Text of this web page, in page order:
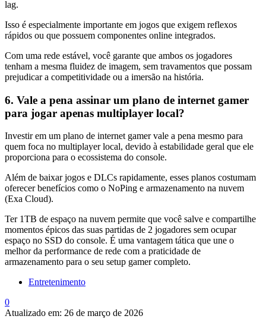
lag.
Isso é especialmente importante em jogos que exigem reflexos
rápidos ou que possuem componentes online integrados.
Com uma rede estável, você garante que ambos os jogadores
tenham a mesma fluidez de imagem, sem travamentos que possam
prejudicar a competitividade ou a imersão na história.
6. Vale a pena assinar um plano de internet gamer
para jogar apenas multiplayer local?
Investir em um plano de internet gamer vale a pena mesmo para
quem foca no multiplayer local, devido à estabilidade geral que ele
proporciona para o ecossistema do console.
Além de baixar jogos e DLCs rapidamente, esses planos costumam
oferecer benefícios como o NoPing e armazenamento na nuvem
(Exa Cloud).
Ter 1TB de espaço na nuvem permite que você salve e compartilhe
momentos épicos das suas partidas de 2 jogadores sem ocupar
espaço no SSD do console. É uma vantagem tática que une o
melhor da performance de rede com a praticidade de
armazenamento para o seu setup gamer completo.
Entretenimento
0
Atualizado em: 26 de março de 2026